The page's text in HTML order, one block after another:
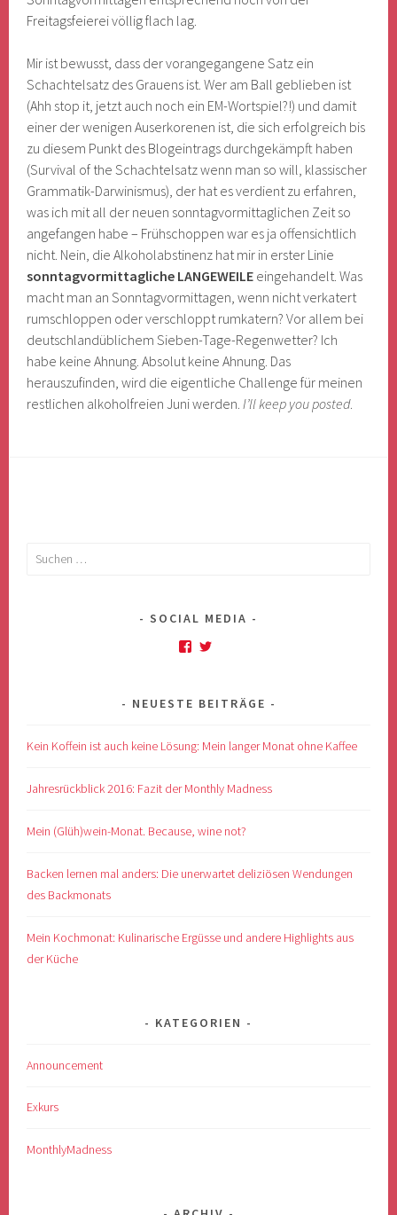
Freitagsfeierei völlig flach lag.
Mir ist bewusst, dass der vorangegangene Satz ein
Schachtelsatz des Grauens ist. Wer am Ball geblieben ist
(Ahh stop it, jetzt auch noch ein EM-Wortspiel?!) und damit
einer der wenigen Auserkorenen ist, die sich erfolgreich bis
zu diesem Punkt des Blogeintrags durchgekämpft haben
(Survival of the Schachtelsatz wenn man so will, klassischer
Grammatik-Darwinismus), der hat es verdient zu erfahren,
was ich mit all der neuen sonntagvormittaglichen Zeit so
angefangen habe – Frühschoppen war es ja offensichtlich
nicht. Nein, die Alkoholabstinenz hat mir in erster Linie
sonntagvormittagliche LANGEWEILE eingehandelt. Was
macht man an Sonntagvormittagen, wenn nicht verkatert
rumschloppen oder verschloppt rumkatern? Vor allem bei
deutschlandüblichem Sieben-Tage-Regenwetter? Ich
habe keine Ahnung. Absolut keine Ahnung. Das
herauszufinden, wird die eigentliche Challenge für meinen
restlichen alkoholfreien Juni werden.I’ll keep you posted.
Suchen
SOCIAL MEDIA
Profil
Facebook
Twitter
NEUESTE BEITRÄGE
Kein Koffein ist auch keine Lösung: Mein langer Monat ohne Kaffee
Jahresrückblick 2016: Fazit der Monthly Madness
Mein (Glüh)wein-Monat. Because, wine not?
Backen lernen mal anders: Die unerwartet deliziösen Wendungen
des Backmonats
Mein Kochmonat: Kulinarische Ergüsse und andere Highlights aus
der Küche
KATEGORIEN
Announcement
Exkurs
MonthlyMadness